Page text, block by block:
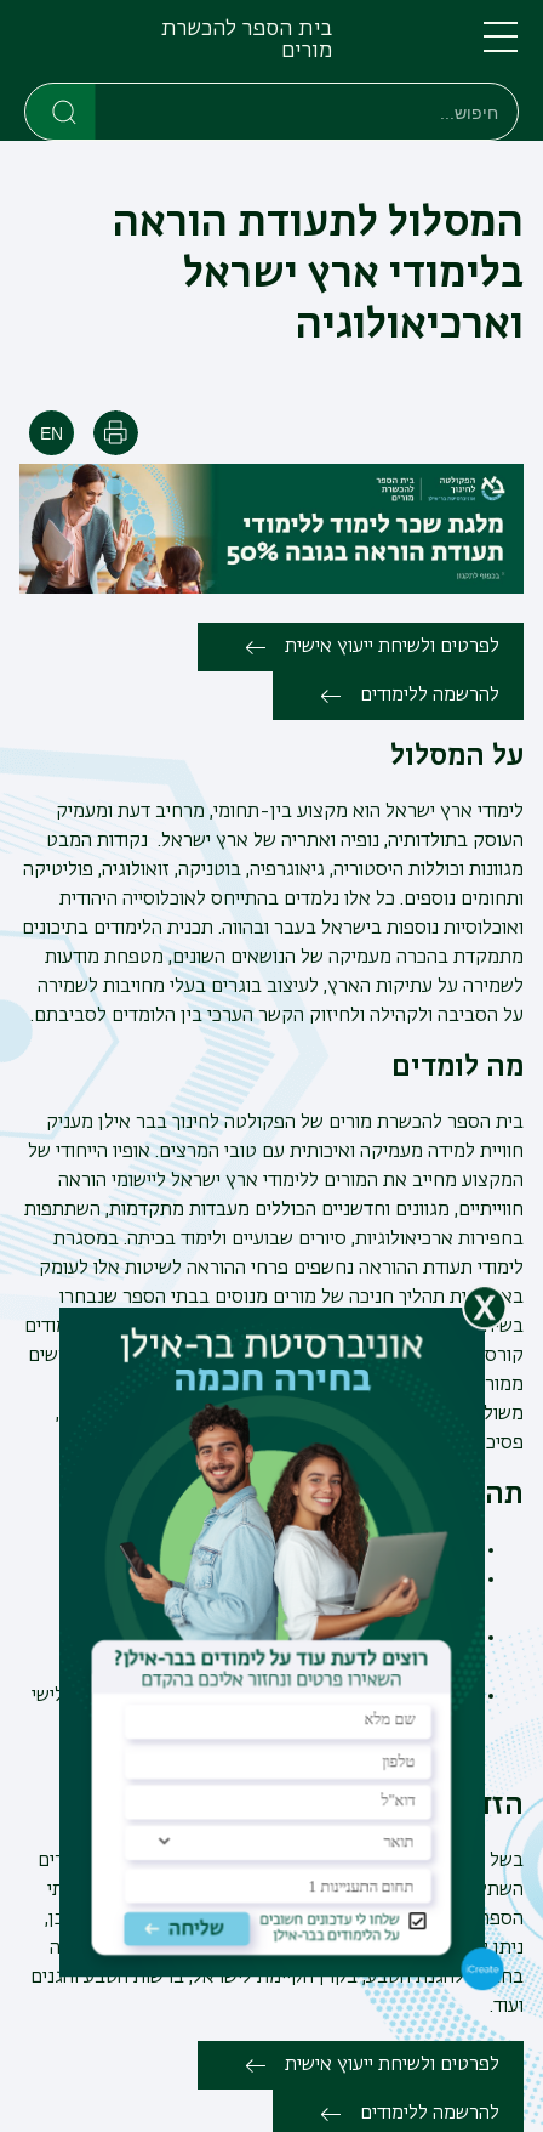
העיקרי
ניווט
בית הספר להכשרת
מורים
חיפוש
חיפוש
המסלול לתעודת הוראה
בלימודי ארץ ישראל
וארכיאולוגיה
הדפסה
לפרטים ולשיחת ייעוץ אישית
להרשמה ללימודים
על המסלול
לימודי ארץ ישראל הוא מקצוע בין-תחומי, מרחיב דעת ומעמיק
העוסק בתולדותיה, נופיה ואתריה של ארץ ישראל. נקודות המבט
מגוונות וכוללות היסטוריה, גיאוגרפיה, בוטניקה, זואולוגיה, פוליטיקה
ותחומים נוספים. כל אלו נלמדים בהתייחס לאוכלוסייה היהודית
ואוכלוסיות נוספות בישראל בעבר ובהווה. תכנית הלימודים בתיכונים
מתמקדת בהכרה מעמיקה של הנושאים השונים, מטפחת מודעות
לשמירה על עתיקות הארץ, לעיצוב בוגרים בעלי מחויבות לשמירה
על הסביבה ולקהילה ולחיזוק הקשר הערכי בין הלומדים לסביבתם.
מה לומדים
בית הספר להכשרת מורים של הפקולטה לחינוך בבר אילן מעניק
חוויית למידה מעמיקה ואיכותית עם טובי המרצים. אופיו הייחודי של
המקצוע מחייב את המורים ללימודי ארץ ישראל ליישומי הוראה
חווייתיים, מגוונים וחדשניים הכוללים מעבדות מתקדמות, השתתפות
בחפירות ארכיאולוגיות, סיורים שבועיים ולימוד בכיתה. במסגרת
לימודי תעודת ההוראה נחשפים פרחי ההוראה לשיטות אלו לעומק
באמצעות תהליך חניכה של מורים מנוסים בבתי הספר שנבחרו
בשיתוף עם הפיקוח על המקצוע בתיכונים. בנוסף, כוללים הלימודים
קורסים כלליים, המעניקים מענה איכותי לידע והמיומנויות הנדרשים
ממורי המאה העשרים ואחת: קורסים משולבי התנסות, קורסים
משולבי טכנולוגיה ובינה מלאכותית וקורסים בניווט וחינוך כיתה,
פסיכולוגיה ולמידה והערכה.
תהליך הרשמה
תהליך הרישום כולל ראיון והצגת מסמכים על פי הנדרש.
בוגרי אוניברסיטת בר-אילן ובוגרי מוסדות לימוד אחרים
יכולים להירשם באתר האוניברסיטה.
סטודנטים באוניברסיטת בר-אילן לתואר ראשון יכולים
להירשם החל מהשנה השנייה ללימודי התואר.
סטודנטים הלומדים באוניברסיטת בר אילן תואר שני ושלישי
ניתן להירשם בכל שלב במהלך הלימודים, דרך מערכת
אינ-בר, מידע אישי לסטודנט.
הזדמנויות תעסוקה
בשל אופיים הרחב והבין-תחומי לימודי תעודת ההוראה מאפשרים
השתלבות במגוון תחומים. בעלי תעודת ההוראה משתלבים בבתי
הספר בהם נלמד המקצוע ברמת 5 יח"ל, וכמורים לשל"ח. כמו כן,
ניתן להשתלב בהדרכה במוזיאונים, אתרי מורשת שונים ובעבודה
בחברה להגנת הטבע, בקרן הקיימת לישראל, ברשות הטבע והגנים
ועוד.
לפרטים ולשיחת ייעוץ אישית
להרשמה ללימודים